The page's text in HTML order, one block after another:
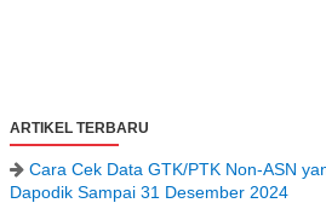
ARTIKEL TERBARU
Cara Cek Data GTK/PTK Non-ASN
Dapodik Sampai 31 Desember 2024